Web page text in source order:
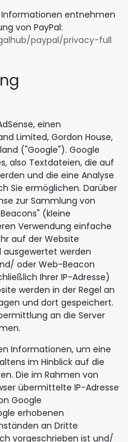
entnehmen
von PayPal:
/paypal/privacy-full
einen
Limited, Gordon House,
("Google"). Google
also Textdateien, die auf
und die eine Analyse
Sie ermöglichen. Darüber
zur Sammlung von
(kleine
Verwendung einfache
auf der Website
werden
oder Web-Beacon
Ihrer IP-Adresse)
werden in der Regel an
und dort gespeichert.
an die Server
Informationen, um eine
im Hinblick auf die
Die im Rahmen von
übermittelte IP-Adresse
Google
erhobenen
an Dritte
vorgeschrieben ist und/